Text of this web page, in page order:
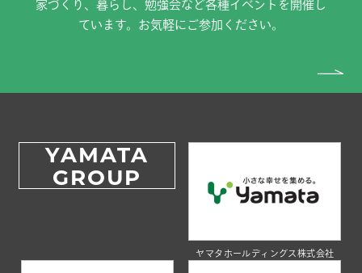
家づくり、暮らし、勉強会など各種イベントを開催し
ています。お気軽にご参加ください。
YAMATA
GROUP
ヤマタホールディングス株式会社